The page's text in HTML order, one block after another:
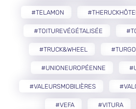
#TELAMON
#TOITUREVÉGÉTALISÉE
#TRUCK&WHEEL
#UNIONEUROPÉENNE
#VALEURSMOBILIÈRES
#VEFA #VITURA